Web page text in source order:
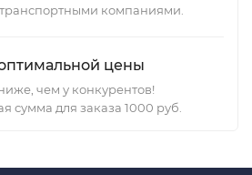
компаниями.
цены
чем у конкурентов!
сумма для заказа 1000 руб.